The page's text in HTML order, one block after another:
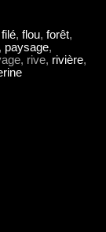
filé, flou, forêt,
, paysage,
rive, rivière,